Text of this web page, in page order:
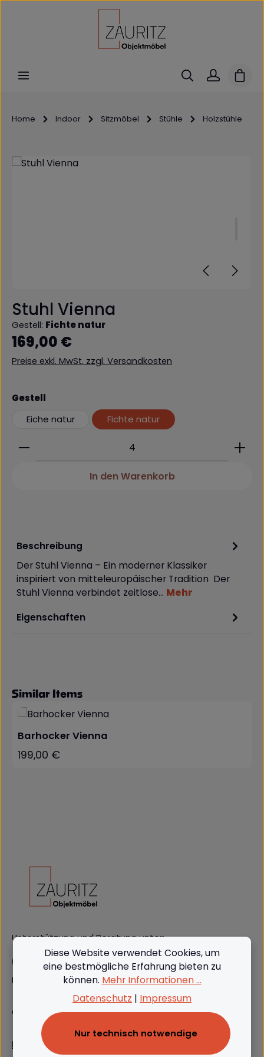
Zum Hauptinhalt springen
Home Indoor Sitzmöbel Stühle Holzstühle
Bildergalerie überspringen
Stuhl Vienna
Gestell: Fichte natur
Regulärer Preis:
169,00 €
Preise exkl. MwSt. zzgl. Versandkosten
Gestell
Eiche natur
Fichte natur
Produkt Anzahl: Gib den gewünschten Wert
In den Warenkorb
Beschreibung
Der Stuhl Vienna – Ein moderner Klassiker
inspiriert von mitteleuropäischer Tradition Der
Stuhl Vienna verbindet zeitlose… Mehr
Eigenschaften
Produktgalerie überspringen
Similar Items
Barhocker Vienna
Regulärer Preis:
199,00 €
Unterstützung und Beratung unter:
(+49) 09562 3811380
Mo-Do: 08:00 - 16:00, Fr: 8:00 - 13:00
Oder über unserKontaktformular.
Produkte
Diese Website verwendet Cookies, um
eine bestmögliche Erfahrung bieten zu
können. Mehr Informationen ...
Datenschutz | Impressum
Nur technisch notwendige